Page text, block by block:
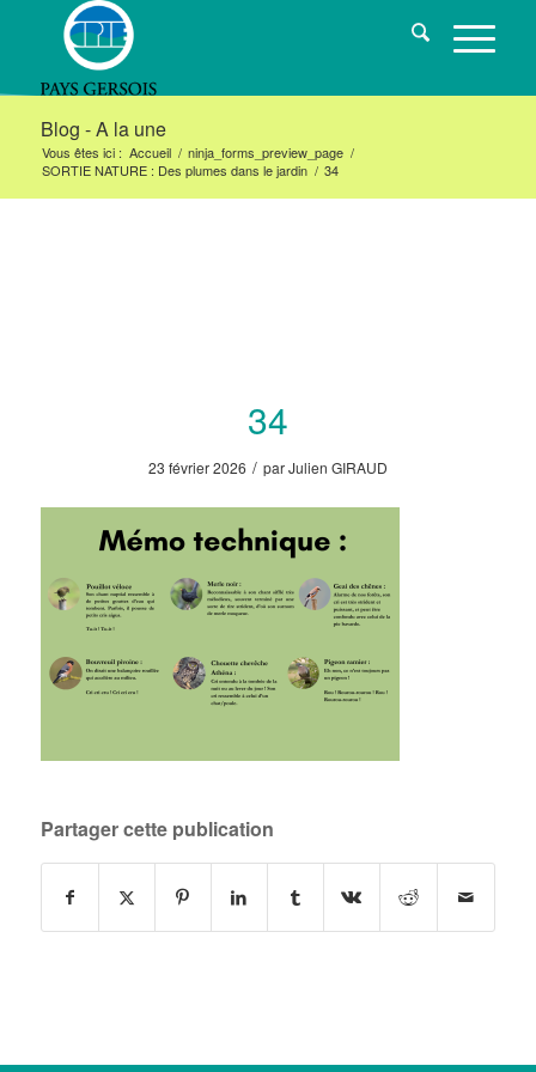
Blog - A la une
Vous êtes ici : Accueil / ninja_forms_preview_page /
SORTIE NATURE : Des plumes dans le jardin / 34
34
23 février 2026 / parJulien GIRAUD
Partager cette publication